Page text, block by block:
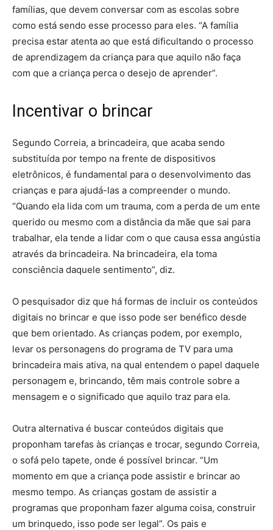
famílias, que devem conversar com as escolas sobre
como está sendo esse processo para eles. “A família
precisa estar atenta ao que está dificultando o processo
de aprendizagem da criança para que aquilo não faça
com que a criança perca o desejo de aprender”.
Incentivar o brincar
Segundo Correia, a brincadeira, que acaba sendo
substituída por tempo na frente de dispositivos
eletrônicos, é fundamental para o desenvolvimento das
crianças e para ajudá-las a compreender o mundo.
“Quando ela lida com um trauma, com a perda de um ente
querido ou mesmo com a distância da mãe que sai para
trabalhar, ela tende a lidar com o que causa essa angústia
através da brincadeira. Na brincadeira, ela toma
consciência daquele sentimento”, diz.
O pesquisador diz que há formas de incluir os conteúdos
digitais no brincar e que isso pode ser benéfico desde
que bem orientado. As crianças podem, por exemplo,
levar os personagens do programa de TV para uma
brincadeira mais ativa, na qual entendem o papel daquele
personagem e, brincando, têm mais controle sobre a
mensagem e o significado que aquilo traz para ela.
Outra alternativa é buscar conteúdos digitais que
proponham tarefas às crianças e trocar, segundo Correia,
o sofá pelo tapete, onde é possível brincar. “Um
momento em que a criança pode assistir e brincar ao
mesmo tempo. As crianças gostam de assistir a
programas que proponham fazer alguma coisa, construir
um brinquedo, isso pode ser legal”. Os pais e